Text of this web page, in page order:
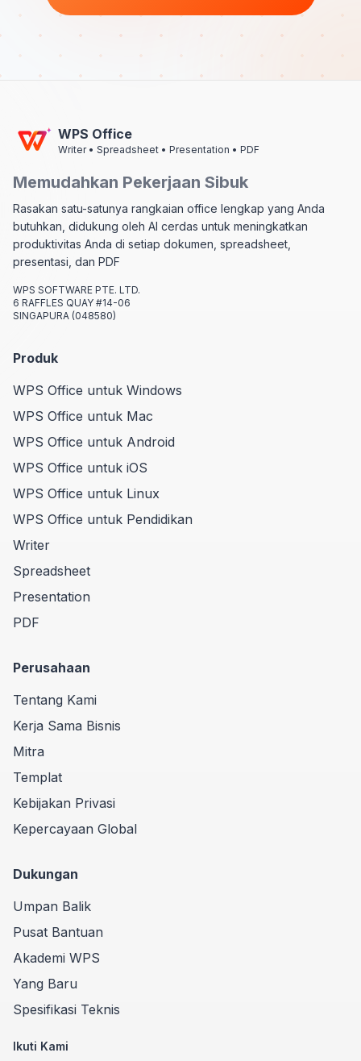
WPS Office
Writer • Spreadsheet • Presentation • PDF
Memudahkan Pekerjaan Sibuk
Rasakan satu-satunya rangkaian office lengkap yang Anda
butuhkan, didukung oleh AI cerdas untuk meningkatkan
produktivitas Anda di setiap dokumen, spreadsheet,
presentasi, dan PDF
WPS SOFTWARE PTE. LTD.
6 RAFFLES QUAY #14-06
SINGAPURA (048580)
Produk
WPS Office untuk Windows
WPS Office untuk Mac
WPS Office untuk Android
WPS Office untuk iOS
WPS Office untuk Linux
WPS Office untuk Pendidikan
Writer
Spreadsheet
Presentation
PDF
Perusahaan
Tentang Kami
Kerja Sama Bisnis
Mitra
Templat
Kebijakan Privasi
Kepercayaan Global
Dukungan
Umpan Balik
Pusat Bantuan
Akademi WPS
Yang Baru
Spesifikasi Teknis
Ikuti Kami